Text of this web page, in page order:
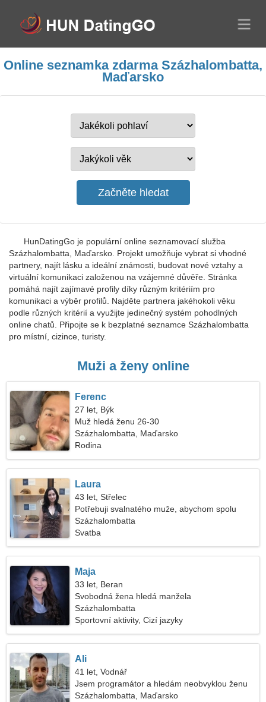
Online seznamka zdarma Százhalombatta,
Maďarsko
HunDatingGo je populární online seznamovací služba
Százhalombatta, Maďarsko. Projekt umožňuje vybrat si vhodné
partnery, najít lásku a ideální známosti, budovat nové vztahy a
virtuální komunikaci založenou na vzájemné důvěře. Stránka
pomáhá najít zajímavé profily díky různým kritériím pro
komunikaci a výběr profilů. Najděte partnera jakéhokoli věku
podle různých kritérií a využijte jedinečný systém pohodlných
online chatů. Připojte se k bezplatné seznamce Százhalombatta
pro místní, cizince, turisty.
Muži a ženy online
Ferenc
27 let, Býk
Muž hledá ženu 26-30
Százhalombatta, Maďarsko
Rodina
Laura
43 let, Střelec
Potřebuji svalnatého muže, abychom spolu
tančili
Százhalombatta
Svatba
Maja
33 let, Beran
Svobodná žena hledá manžela
Százhalombatta
Sportovní aktivity, Cizí jazyky
Ali
41 let, Vodnář
Jsem programátor a hledám neobvyklou ženu
Százhalombatta, Maďarsko